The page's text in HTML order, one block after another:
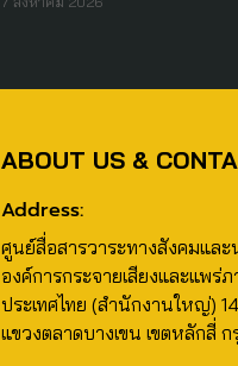
ABOUT US &
Address:
ศูนย์สื่อสารวาระทางสังคมแล
องค์การกระจายเสียงและแพร่
ประเทศไทย (สำนักงานใหญ่)
แขวงตลาดบางเขน เขตหลักสี่ ก